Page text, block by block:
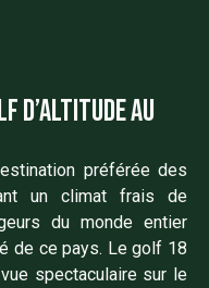
d’altitude au
préférée des
un climat frais de
du monde entier
de ce pays. Le golf 18
spectaculaire sur le